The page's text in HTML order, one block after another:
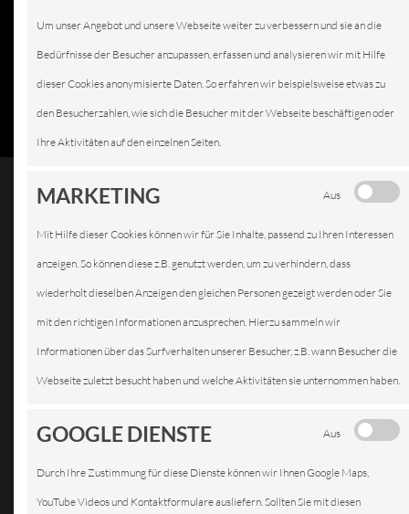
INSPEKTION
Um unser Angebot und unsere Webseite weiter zu verbessern und sie an die
Bedürfnisse der Besucher anzupassen, erfassen und analysieren wir mit Hilfe
dieser Cookies anonymisierte Daten. So erfahren wir beispielsweise etwas zu
den Besucherzahlen, wie sich die Besucher mit der Webseite beschäftigen oder
Ihre Aktivitäten auf den einzelnen Seiten.
MARKETING Aus
Mit Hilfe dieser Cookies können wir für Sie Inhalte, passend zu Ihren Interessen
anzeigen. So können diese z.B. genutzt werden, um zu verhindern, dass
wiederholt dieselben Anzeigen den gleichen Personen gezeigt werden oder Sie
mit den richtigen Informationen anzusprechen. Hierzu sammeln wir
Informationen über das Surfverhalten unserer Besucher, z.B. wann Besucher die
Webseite zuletzt besucht haben und welche Aktivitäten sie unternommen haben.
GOOGLE DIENSTE Aus
Durch Ihre Zustimmung für diese Dienste können wir Ihnen Google Maps,
YouTube Videos und Kontaktformulare ausliefern. Sollten Sie mit diesen